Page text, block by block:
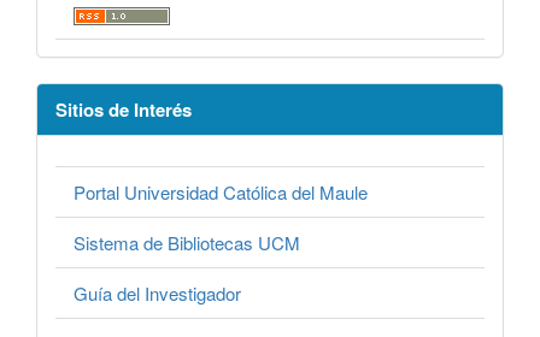
Sitios de Interés
Portal Universidad Católica del Maule
Sistema de Bibliotecas UCM
Guía del Investigador